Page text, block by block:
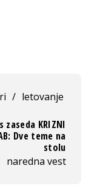
/ letovanje
zaseda KRIZNI
Dve teme na
stolu
naredna vest